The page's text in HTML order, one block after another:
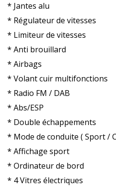
* Jantes alu
* Régulateur de vitesses
* Limiteur de vitesses
* Anti brouillard
* Airbags
* Volant cuir multifonctions
* Radio FM / DAB
* Abs/ESP
* Double échappements
* Mode de conduite ( Sport /
* Affichage sport
* Ordinateur de bord
* 4 Vitres électriques